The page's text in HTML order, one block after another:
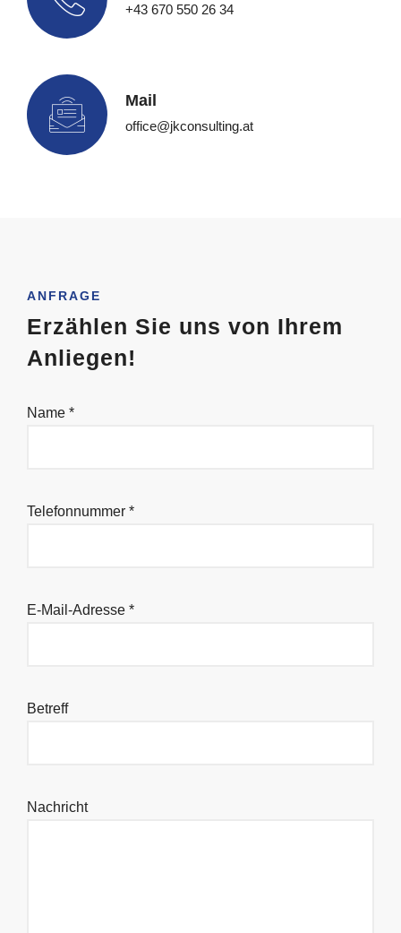
+43 670 550 26 34
Mail
office@jkconsulting.at
ANFRAGE
Erzählen Sie uns von Ihrem
Anliegen!
Name *
Telefonnummer *
E-Mail-Adresse *
Betreff
Nachricht